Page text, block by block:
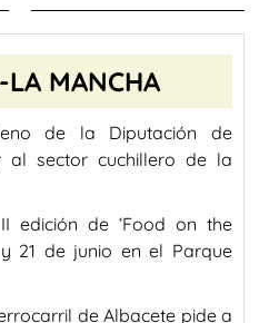
LA MANCHA
de la Diputación de
al sector cuchillero de la
edición de ‘Food on the
21 de junio en el Parque
de Albacete pide a